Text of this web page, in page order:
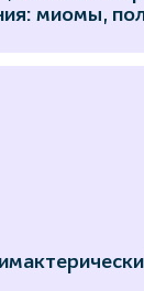
миомы,